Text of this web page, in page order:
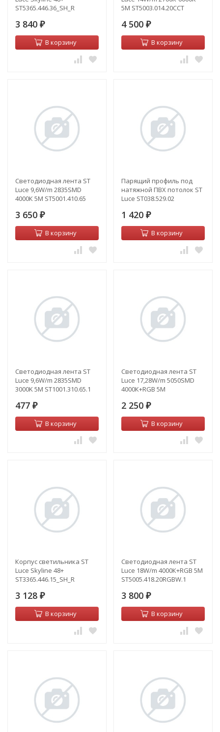
ST5365.446.36_SH_R
3 840 ₽
В корзину
5M ST5003.014.20CCT
4 500 ₽
В корзину
Светодиодная лента ST
Luce 9,6W/m 2835SMD
4000К 5M ST5001.410.65
3 650 ₽
В корзину
Парящий профиль под
натяжной ПВХ потолок ST
Luce ST038.529.02
1 420 ₽
В корзину
Светодиодная лента ST
Luce 9,6W/m 2835SMD
3000K 5M ST1001.310.65.1
477 ₽
В корзину
Светодиодная лента ST
Luce 17,28W/m 5050SMD
4000К+RGB 5M
2 250 ₽
В корзину
Корпус светильника ST
Luce Skyline 48+
ST3365.446.15_SH_R
3 128 ₽
В корзину
Светодиодная лента ST
Luce 18W/m 4000К+RGB 5M
ST5005.418.20RGBW.1
3 800 ₽
В корзину